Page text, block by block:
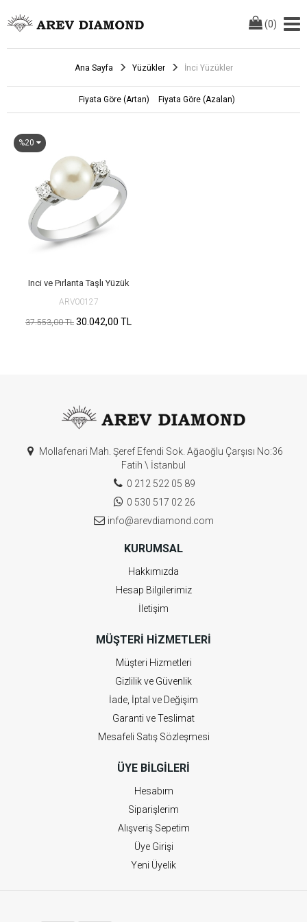
(0)
Ana Sayfa Yüzükler İnci Yüzükler
Fiyata Göre (Artan) Fiyata Göre (Azalan)
%20
Inci ve Pırlanta Taşlı Yüzük
ARV00127
37.553,00 TL 30.042,00 TL
Mollafenari Mah. Şeref Efendi Sok. Ağaoğlu Çarşısı No:36
Fatih \ İstanbul
0 212 522 05 89
0 530 517 02 26
info@arevdiamond.com
KURUMSAL
Hakkımızda
Hesap Bilgilerimiz
İletişim
MÜŞTERI HIZMETLERI
Müşteri Hizmetleri
Gizlilik ve Güvenlik
İade, İptal ve Değişim
Garanti ve Teslimat
Mesafeli Satış Sözleşmesi
ÜYE BILGILERI
Hesabım
Siparişlerim
Alışveriş Sepetim
Üye Girişi
Yeni Üyelik